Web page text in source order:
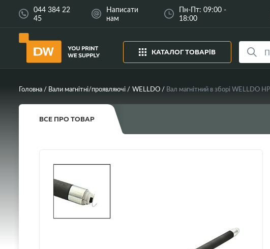
044 384 22
45
Написати
нам
Пн-Пт: 09:00 -
18:00
КАТАЛОГ ТОВАРІВ
Головна Вали магнітні/проявляючі WELLDO
ВСЕ ПРО ТОВАР